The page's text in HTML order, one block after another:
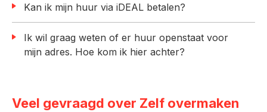
Kan ik mijn huur via iDEAL betalen?
Ik wil graag weten of er huur openstaat voor
mijn adres. Hoe kom ik hier achter?
Veel gevraagd over Zelf overmaken